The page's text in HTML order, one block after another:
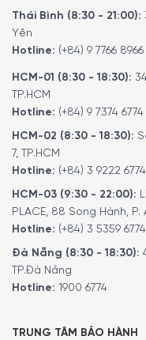
Thái Bình (8:30 - 21:00):
Yên
Hotline: (+84) 9 7766 8966
HCM-01 (8:30 - 18:30):
TP.HCM
Hotline: (+84) 9 7374 6774
HCM-02 (8:30 - 18:30):
7, TP.HCM
Hotline: (+84) 3 9222 6774
HCM-03 (9:30 - 22:00):
PLACE, 88 Song Hành, P.
Hotline: (+84) 3 5359 6774
Đà Nẵng (8:30 - 18:30):
TP.Đà Nẵng
Hotline: 1900 6774
TRUNG TÂM BẢO HÀNH